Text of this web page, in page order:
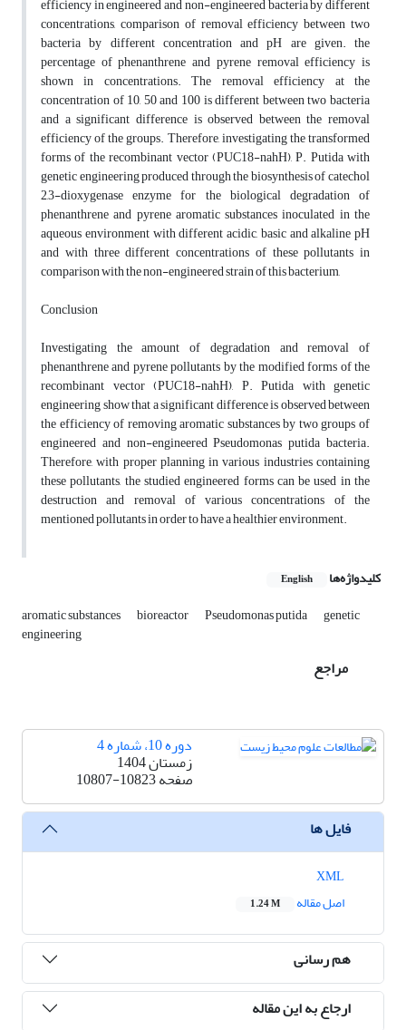
efficiency in engineered and non-engineered bacteria by different
concentrations, comparison of removal efficiency between two
bacteria by different concentration and pH are given. the
percentage of phenanthrene and pyrene removal efficiency is
shown in concentrations. The removal efficiency at the
concentration of 10, 50 and 100 is different between two bacteria
and a significant difference is observed between the removal
efficiency of the groups. Therefore, investigating the transformed
forms of the recombinant vector (PUC18-nahH), P. Putida with
genetic engineering produced through the biosynthesis of catechol
2,3-dioxygenase enzyme for the biological degradation of
phenanthrene and pyrene aromatic substances inoculated in the
aqueous environment with different acidic, basic and alkaline pH
and with three different concentrations of these pollutants in
comparison with the non-engineered strain of this bacterium,
Conclusion
Investigating the amount of degradation and removal of
phenanthrene and pyrene pollutants by the modified forms of the
recombinant vector (PUC18-nahH), P. Putida with genetic
engineering show that a significant difference is observed between
the efficiency of removing aromatic substances by two groups of
engineered and non-engineered Pseudomonas putida bacteria.
Therefore, with proper planning in various industries containing
these pollutants, the studied engineered forms can be used in the
destruction and removal of various concentrations of the
mentioned pollutants in order to have a healthier environment.
کلیدواژه‌ها English
aromatic substances bioreactor Pseudomonas putida genetic
engineering
مراجع
دوره 10، شماره 4
زمستان 1404
صفحه10807-10823
فایل ها
اصل مقاله
1.24 M
هم رسانی
ارجاع به این مقاله